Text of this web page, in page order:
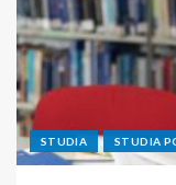
STUDIA STUDIA